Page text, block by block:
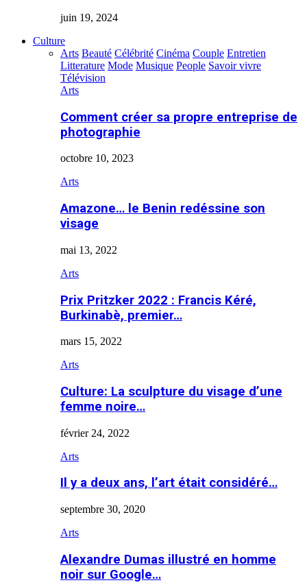
juin 19, 2024
Culture
Arts Beauté Célébrité Cinéma Couple Entretien
Litterature Mode Musique People Savoir vivre
Télévision
Arts
Comment créer sa propre entreprise de
photographie
octobre 10, 2023
Arts
Amazone… le Benin redéssine son
visage
mai 13, 2022
Arts
Prix Pritzker 2022 : Francis Kéré,
Burkinabè, premier…
mars 15, 2022
Arts
Culture: La sculpture du visage d’une
femme noire…
février 24, 2022
Arts
Il y a deux ans, l’art était considéré…
septembre 30, 2020
Arts
Alexandre Dumas illustré en homme
noir sur Google…